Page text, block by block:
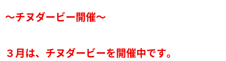
～チヌダービー開催～
３月は、チヌダービーを開催中です。